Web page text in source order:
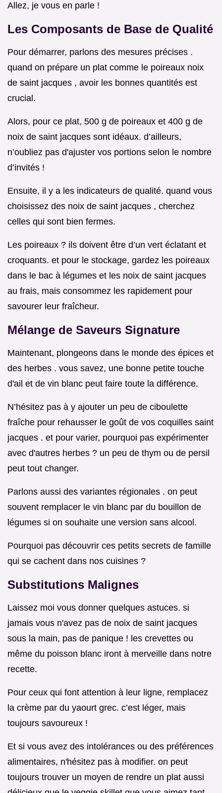
Allez, je vous en parle !
Les Composants de Base de Qualité
Pour démarrer, parlons des mesures précises .
quand on prépare un plat comme le poireaux noix
de saint jacques , avoir les bonnes quantités est
crucial.
Alors, pour ce plat, 500 g de poireaux et 400 g de
noix de saint jacques sont idéaux. d’ailleurs,
n’oubliez pas d'ajuster vos portions selon le nombre
d’invités !
Ensuite, il y a les indicateurs de qualité. quand vous
choisissez des noix de saint jacques , cherchez
celles qui sont bien fermes.
Les poireaux ? ils doivent être d’un vert éclatant et
croquants. et pour le stockage, gardez les poireaux
dans le bac à légumes et les noix de saint jacques
au frais, mais consommez les rapidement pour
savourer leur fraîcheur.
Mélange de Saveurs Signature
Maintenant, plongeons dans le monde des épices et
des herbes . vous savez, une bonne petite touche
d'ail et de vin blanc peut faire toute la différence.
N’hésitez pas à y ajouter un peu de ciboulette
fraîche pour rehausser le goût de vos coquilles saint
jacques . et pour varier, pourquoi pas expérimenter
avec d'autres herbes ? un peu de thym ou de persil
peut tout changer.
Parlons aussi des variantes régionales . on peut
souvent remplacer le vin blanc par du bouillon de
légumes si on souhaite une version sans alcool.
Pourquoi pas découvrir ces petits secrets de famille
qui se cachent dans nos cuisines ?
Substitutions Malignes
Laissez moi vous donner quelques astuces. si
jamais vous n'avez pas de noix de saint jacques
sous la main, pas de panique ! les crevettes ou
même du poisson blanc iront à merveille dans notre
recette.
Pour ceux qui font attention à leur ligne, remplacez
la crème par du yaourt grec. c’est léger, mais
toujours savoureux !
Et si vous avez des intolérances ou des préférences
alimentaires, n'hésitez pas à modifier. on peut
toujours trouver un moyen de rendre un plat aussi